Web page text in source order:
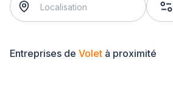
Entreprises de Volet à proximité